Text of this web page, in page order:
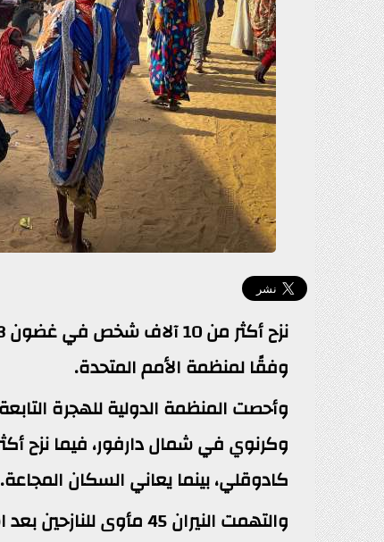
وفقًا لمنظمة الأمم المتحدة.
كادوقلي، بينما يعاني السكان المجاعة.
والتهمت النيران 45 مأوى للنازحين بعد اشتعالها في منطقة أبو جبيهة في جنوب كردفان.